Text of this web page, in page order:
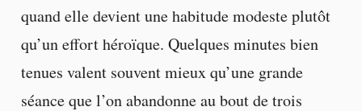
quand elle devient une habitude modeste plutôt
qu’un effort héroïque. Quelques minutes bien
tenues valent souvent mieux qu’une grande
séance que l’on abandonne au bout de trois